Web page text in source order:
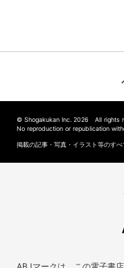
© Shogakukan Inc. 2026 All rights
No reproduction or republication
掲載の記事・写真・イラスト等のす